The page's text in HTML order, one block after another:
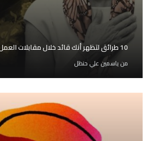
10 طرائق لتظهر أنك قائد خلال مقابلات العمل
منياسمين علي حنظل